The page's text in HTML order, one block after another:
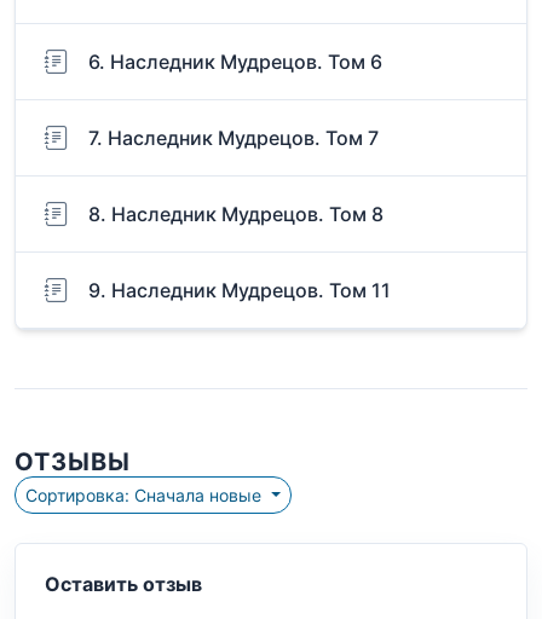
6. Наследник Мудрецов. Том 6
7. Наследник Мудрецов. Том 7
8. Наследник Мудрецов. Том 8
9. Наследник Мудрецов. Том 11
ОТЗЫВЫ
Сортировка: Сначала новые
Оставить отзыв